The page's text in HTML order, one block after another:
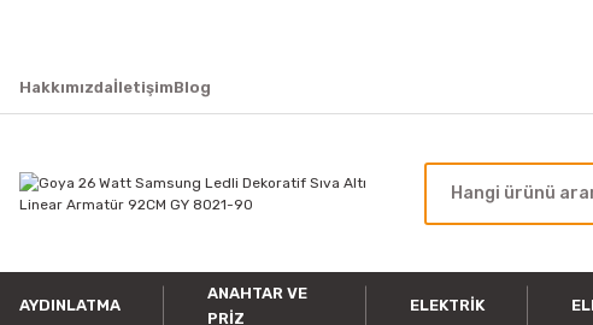
HakkımızdaİletişimBlog
AYDINLATMA
ANAHTAR VE
PRIZ
ELEKTRIK